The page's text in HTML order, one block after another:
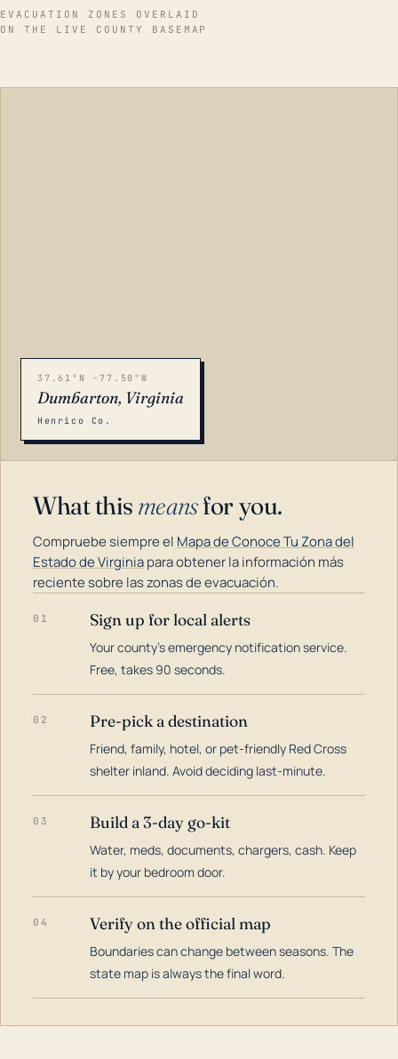
EVACUATION ZONES OVERLAID
ON THE LIVE COUNTY BASEMAP
37.61°N -77.50°W
Dumbarton, Virginia
Henrico Co.
What this meansfor you.
Compruebe siempre el Mapa de Conoce Tu Zona del
Estado de Virginiapara obtener la información más
reciente sobre las zonas de evacuación.
01 Sign up for local alerts
Your county's emergency notification service.
Free, takes 90 seconds.
02 Pre-pick a destination
Friend, family, hotel, or pet-friendly Red Cross
shelter inland. Avoid deciding last-minute.
03 Build a 3-day go-kit
Water, meds, documents, chargers, cash. Keep
it by your bedroom door.
04 Verify on the official map
Boundaries can change between seasons. The
state map is always the final word.